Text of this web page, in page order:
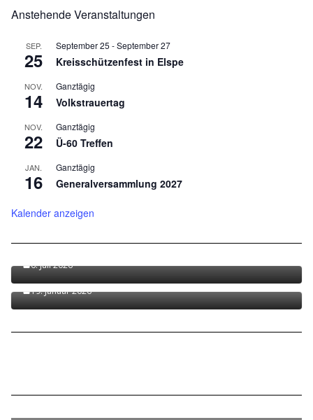
Anstehende Veranstaltungen
SEP.
25
September 25 -September 27
Kreisschützenfest in Elspe
NOV.
14
Ganztägig
Volkstrauertag
NOV.
22
Ganztägig
Ü-60 Treffen
JAN.
16
Ganztägig
Generalversammlung 2027
Kalender anzeigen
verfügbar!
6. Juli 2026
Terminvorschau 2026
19. Januar 2026